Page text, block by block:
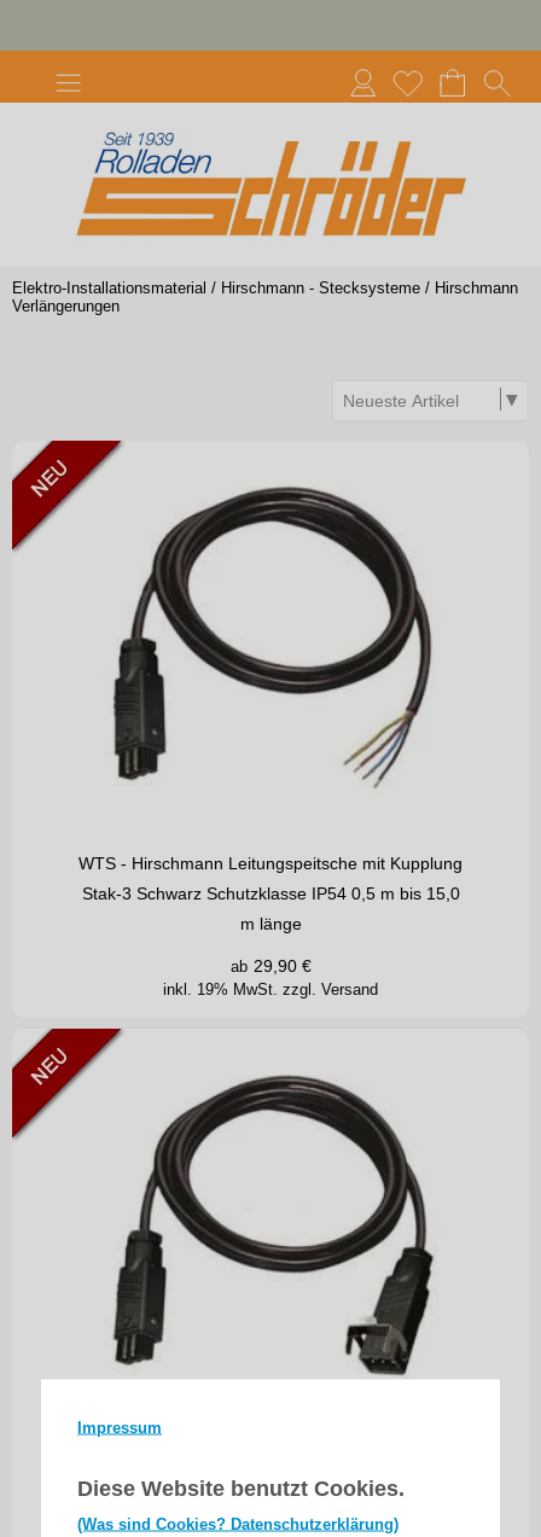
Impressum
Diese Website benutzt Cookies.
(Was sind Cookies? Datenschutzerklärung)
Elektro-Installationsmaterial / Hirschmann - Stecksysteme / Hirschmann
Verlängerungen
WTS - Hirschmann Leitungspeitsche mit Kupplung
Stak-3 Schwarz Schutzklasse IP54 0,5 m bis 15,0
m länge
inkl. 19% MwSt. zzgl. Versand
ab 29,90€
Stecker Stas-3 + Kupplung Stak-3 IP54 0,5 m bis